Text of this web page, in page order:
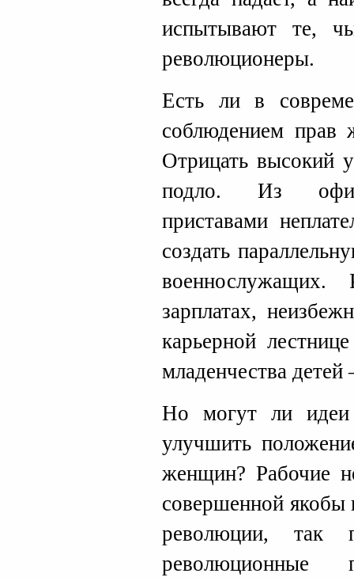
испытывают те,
революционеры.
Есть ли в
соблюдением прав
Отрицать высокий
подло. Из
приставами
создать
военнослужащих.
зарплатах,
карьерной
младенчества детей
Но могут ли идеи
улучшить
женщин? Рабочие
совершенной якобы
революции, так
революционные